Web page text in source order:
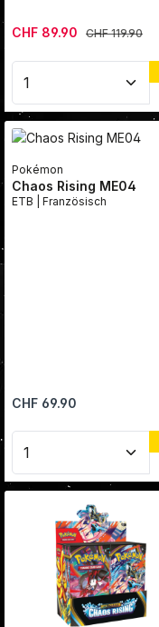
Verkaufspreis:
CHF 89.90 Regulärer
CHF 119.90
Produkt Anzahl:
Pokémon
Chaos Rising ME04
ETB | Französisch
Regulärer Preis:
CHF 69.90
Produkt Anzahl: